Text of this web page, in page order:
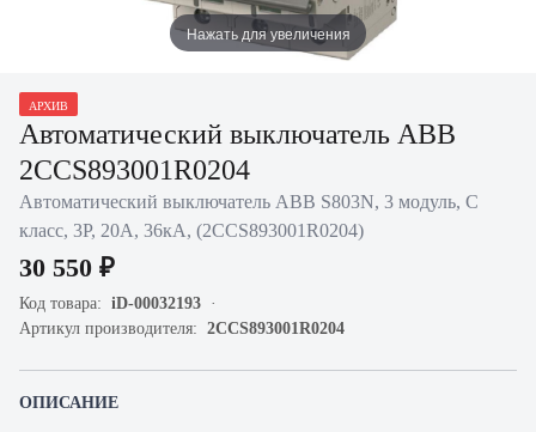
Нажать для увеличения
АРХИВ
Автоматический выключатель ABB
2CCS893001R0204
Автоматический выключатель ABB S803N, 3 модуль, C
класс, 3P, 20А, 36кА, (2CCS893001R0204)
30 550 ₽
Код товара: iD-00032193
Артикул производителя: 2CCS893001R0204
ОПИСАНИЕ